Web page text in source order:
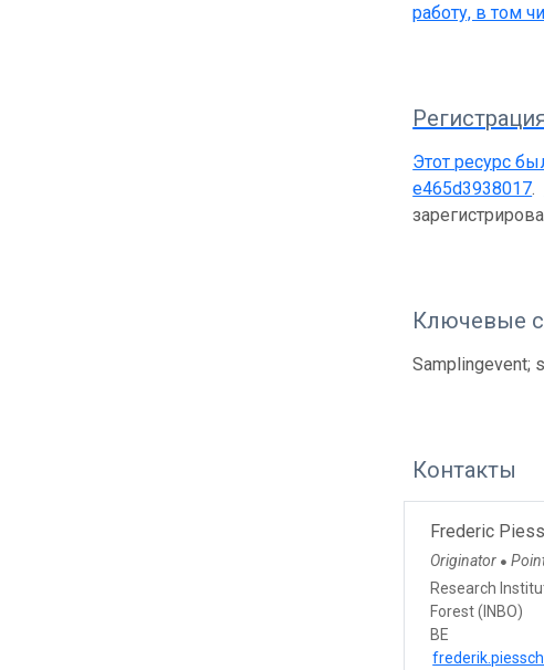
работу, в том
Этот ресурс
e465d3938017.
Ключевые
Samplingevent;
Контакты
Frederic
Originator ●
Research
Forest (INBO)
BE